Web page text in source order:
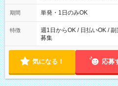
～21：00
期間 単発・1日のみOK
特徴
週1日からOK / 日払いOK /
募集
気になる！ 応募